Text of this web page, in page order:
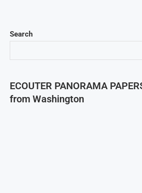
Search
ECOUTER PANORAMA
from Washington